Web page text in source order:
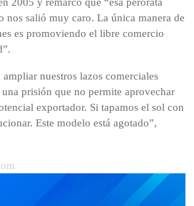
nos salió muy caro. La única manera de
es promoviendo el libre comercio
nuestros lazos comerciales
prisión que no permite aprovechar
exportador. Si tapamos el sol con
Este modelo está agotado”,